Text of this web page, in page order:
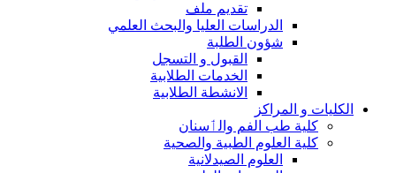
تقديم ملف
الدراسات العليا والبحث العلمي
شؤون الطلبة
القبول و التسجل
الخدمات الطلابية
الانشطة الطلابية
الكليات و المراكز
كلية طب الفم والٲسنان
كلية العلوم الطبية والصحية
العلوم الصيدلانية